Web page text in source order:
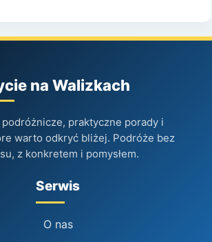
na Walizkach
praktyczne porady i
warto odkryć bliżej. Podróże bez
z konkretem i pomysłem.
Serwis
O nas